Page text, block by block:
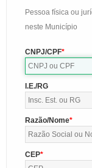
Pessoa física ou
neste Município
CNPJ/CPF
I.E./RG
Razão/Nome
CEP